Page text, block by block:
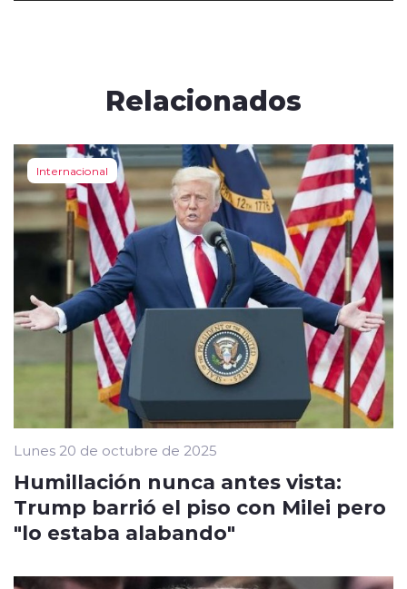
Relacionados
Internacional
Lunes 20 de octubre de 2025
Humillación nunca antes vista:
Trump barrió el piso con Milei pero
"lo estaba alabando"